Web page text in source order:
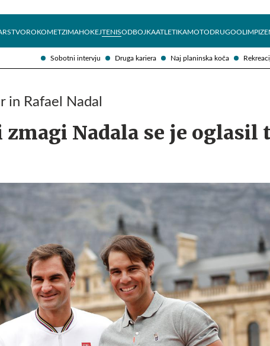
Sobotni intervju Druga kariera Naj planinska koča
ROKOMETZIMAHOKEJTENISODBOJKAATLETIKAMOTODRUGO
in Rafael Nadal
zmagi Nadala se je oglasil